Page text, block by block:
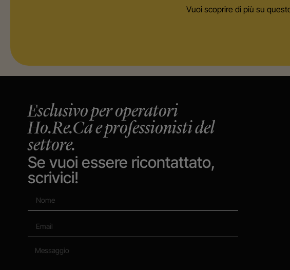
Vuoi scoprire di più su
Esclusivo per operatori
Ho.Re.Ca e professionisti del
settore.
Se vuoi essere ricontattato,
scrivici!